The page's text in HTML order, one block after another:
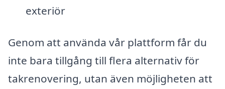
exteriör
Genom att använda vår plattform får du
inte bara tillgång till flera alternativ för
takrenovering, utan även möjligheten att